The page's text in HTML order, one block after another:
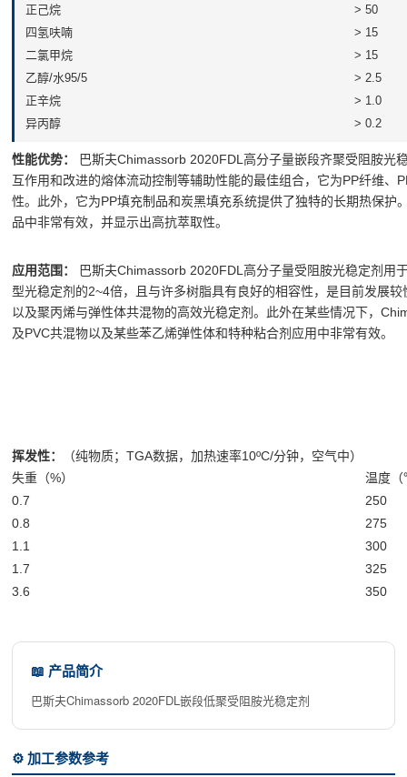
正己烷
> 50
四氢呋喃
> 15
二氯甲烷
> 15
乙醇/水95/5
> 2.5
正辛烷
> 1.0
异丙醇
> 0.2
性能优势：
巴斯夫Chimassorb 2020FDL高分子量嵌段齐聚受阻胺光
互作用和改进的熔体流动控制等辅助性能的最佳组合，它为PP纤维、
性。此外，它为PP填充制品和炭黑填充系统提供了独特的长期热保
品中非常有效，并显示出高抗萃取性。
应用范围：
巴斯夫Chimassorb 2020FDL高分子量受阻胺光稳定剂用
型光稳定剂的2~4倍，且与许多树脂具有良好的相容性，是目前发展
以及聚丙烯与弹性体共混物的高效光稳定剂。此外在某些情况下，
及PVC共混物以及某些苯乙烯弹性体和特种粘合剂应用中非常有效。
挥发性：
（纯物质；TGA数据，加热速率10ºC/分钟，空气中）
失重（%）
温度
0.7
250
0.8
275
1.1
300
1.7
325
3.6
350
📖 产品简介
巴斯夫Chimassorb 2020FDL嵌段低聚受阻胺光稳定剂
⚙️ 加工参数参考